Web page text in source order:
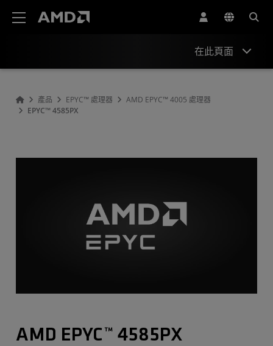
在此頁面
產品 EPYC™ 處理器
AMD EPYC™ 4005 處理器
EPYC™ 4585PX
AMD EPYC™ 4585PX